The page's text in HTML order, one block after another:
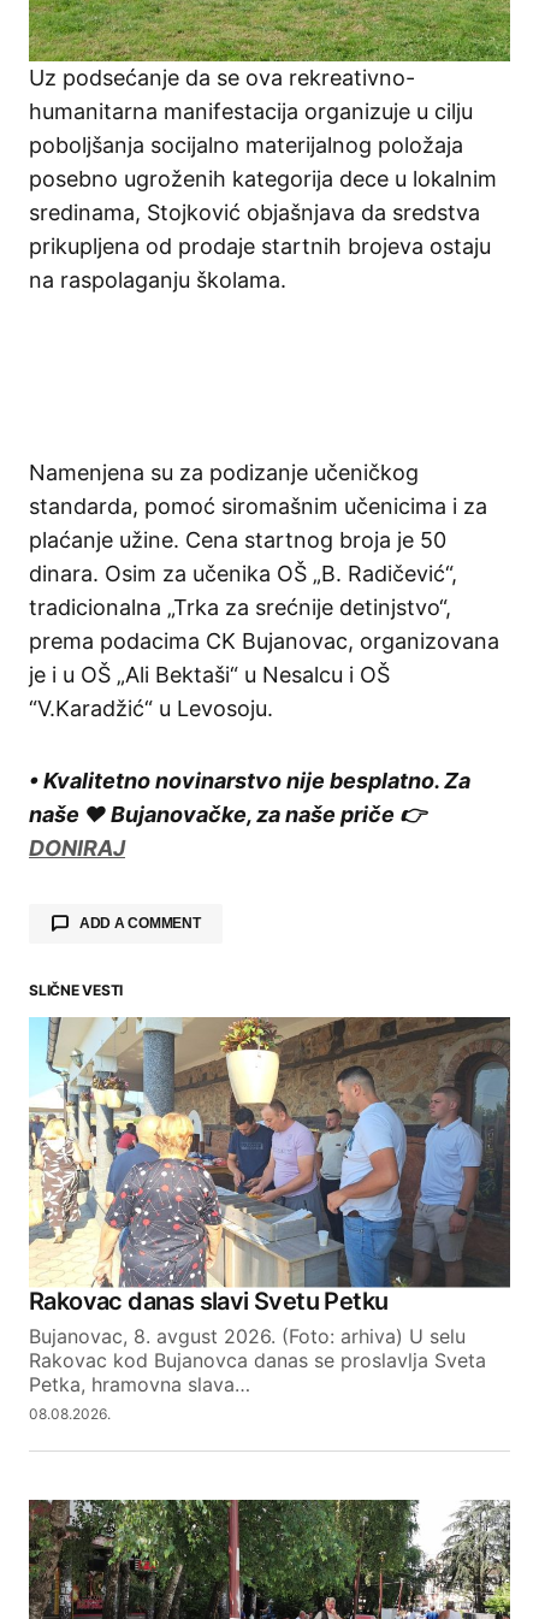
Uz podsećanje da se ova rekreativno-
humanitarna manifestacija organizuje u cilju
poboljšanja socijalno materijalnog položaja
posebno ugroženih kategorija dece u lokalnim
sredinama, Stojković objašnjava da sredstva
prikupljena od prodaje startnih brojeva ostaju
na raspolaganju školama.
Namenjena su za podizanje učeničkog
standarda, pomoć siromašnim učenicima i za
plaćanje užine. Cena startnog broja je 50
dinara. Osim za učenika OŠ „B. Radičević“,
tradicionalna „Trka za srećnije detinjstvo“,
prema podacima CK Bujanovac, organizovana
je i u OŠ „Ali Bektaši“ u Nesalcu i OŠ
“V.Karadžić“ u Levosoju.
• Kvalitetno novinarstvo nije besplatno. Za
naše ❤️ Bujanovačke, za naše priče 👉
DONIRAJ
ADD A COMMENT
Your email address will not be published.
Required fields are marked*
Comment*
Your Name
Your E-mail
SLIČNE VESTI
Rakovac danas slavi Svetu Petku
Bujanovac, 8. avgust 2026. (Foto: arhiva) U selu
Rakovac kod Bujanovca danas se proslavlja Sveta
Petka, hramovna slava…
08.08.2026.